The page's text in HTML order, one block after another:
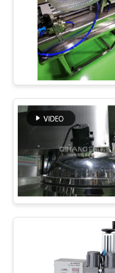
FÁBRICA
CONTROL
DE
CALIDAD
ÉNTRENOS
EN
CONTACTO